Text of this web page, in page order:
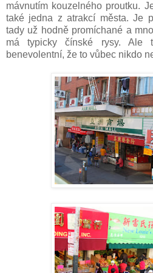
mávnutím kouzelného proutku.
také jedna z atrakcí města. Je
tady už hodně promíchané a
má typicky čínské rysy. Ale
benevolentní, že to vůbec nikdo